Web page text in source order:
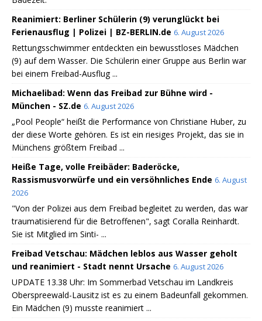
Reanimiert: Berliner Schülerin (9) verunglückt bei
Ferienausflug | Polizei | BZ-BERLIN.de 6. August 2026
Rettungsschwimmer entdeckten ein bewusstloses Mädchen
(9) auf dem Wasser. Die Schülerin einer Gruppe aus Berlin war
bei einem Freibad-Ausflug ...
Michaelibad: Wenn das Freibad zur Bühne wird -
München - SZ.de 6. August 2026
„Pool People“ heißt die Performance von Christiane Huber, zu
der diese Worte gehören. Es ist ein riesiges Projekt, das sie in
Münchens größtem Freibad ...
Heiße Tage, volle Freibäder: Baderöcke,
Rassismusvorwürfe und ein versöhnliches Ende 6. August
2026
"Von der Polizei aus dem Freibad begleitet zu werden, das war
traumatisierend für die Betroffenen", sagt Coralla Reinhardt.
Sie ist Mitglied im Sinti- ...
Freibad Vetschau: Mädchen leblos aus Wasser geholt
und reanimiert - Stadt nennt Ursache 6. August 2026
UPDATE 13.38 Uhr: Im Sommerbad Vetschau im Landkreis
Oberspreewald-Lausitz ist es zu einem Badeunfall gekommen.
Ein Mädchen (9) musste reanimiert ...